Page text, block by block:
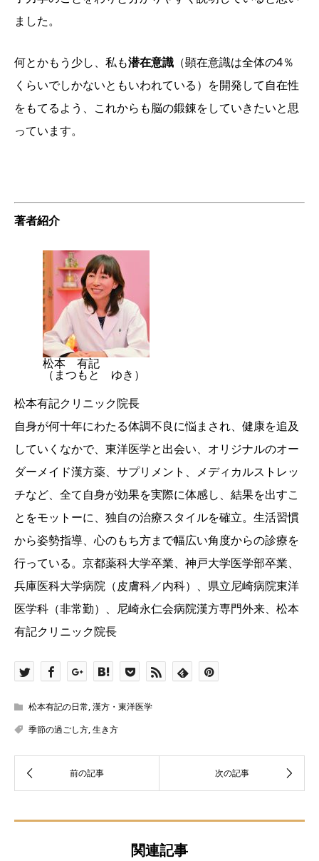
ました。
何とかもう少し、私も潜在意識 （顕在意識は全体の4％
くらいでしかないともいわれている）を開発して自在性
をもてるよう、これからも脳の鍛錬をしていきたいと思
っています。
著者紹介
松本 有記
（まつもと ゆき）
松本有記クリニック院長
自身が何十年にわたる体調不良に悩まされ、健康を追及
していくなかで、東洋医学と出会い、オリジナルのオー
ダーメイド漢方薬、サプリメント、メディカルストレッ
チなど、全て自身が効果を実際に体感し、結果を出すこ
とをモットーに、独自の治療スタイルを確立。生活習慣
から姿勢指導、心のもち方まで幅広い角度からの診療を
行っている。京都薬科大学卒業、神戸大学医学部卒業、
兵庫医科大学病院（皮膚科／内科）、県立尼崎病院東洋
医学科（非常勤）、尼崎永仁会病院漢方専門外来、松本
有記クリニック院長
松本有記の日常,漢方・東洋医学
季節の過ごし方,生き方
関連記事